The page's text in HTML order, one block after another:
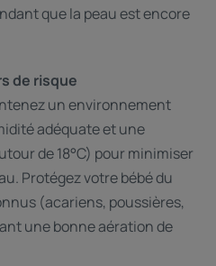
que la peau est encore
de risque
un environnement
adéquate et une
de 18°C) pour minimiser
Protégez votre bébé du
(acariens, poussières,
une bonne aération de